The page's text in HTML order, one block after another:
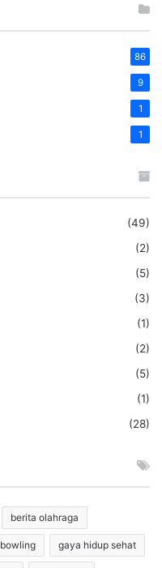
86
9
1
1
(49)
(2)
(5)
(3)
(1)
(2)
(5)
(1)
(28)
berita olahraga
bowling gaya hidup sehat